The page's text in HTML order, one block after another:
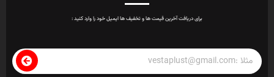
برای دریافت آخرین قیمت ها و تخفیف ها ایمیل خود را وارد کنید :